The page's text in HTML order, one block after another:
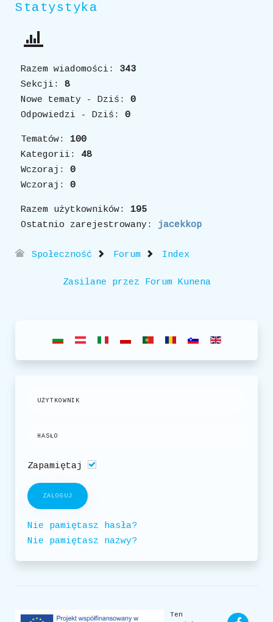
Statystyka
Razem wiadomości: 343
Sekcji: 8
Nowe tematy - Dziś: 0
Odpowiedzi - Dziś: 0
Tematów: 100
Kategorii: 48
Wczoraj: 0
Wczoraj: 0
Razem użytkowników: 195
Ostatnio zarejestrowany: jacekkop
Społeczność Forum Index
Zasilane przez Forum Kunena
Zapamiętaj
ZALOGUJ
Nie pamiętasz hasła?
Nie pamiętasz nazwy?
Ten